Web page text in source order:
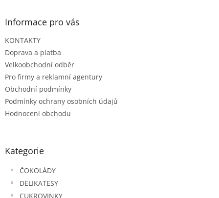
Informace pro vás
KONTAKTY
Doprava a platba
Velkoobchodní odběr
Pro firmy a reklamní agentury
Obchodní podmínky
Podmínky ochrany osobních údajů
Hodnocení obchodu
Kategorie
ČOKOLÁDY
DELIKATESY
CUKROVINKY